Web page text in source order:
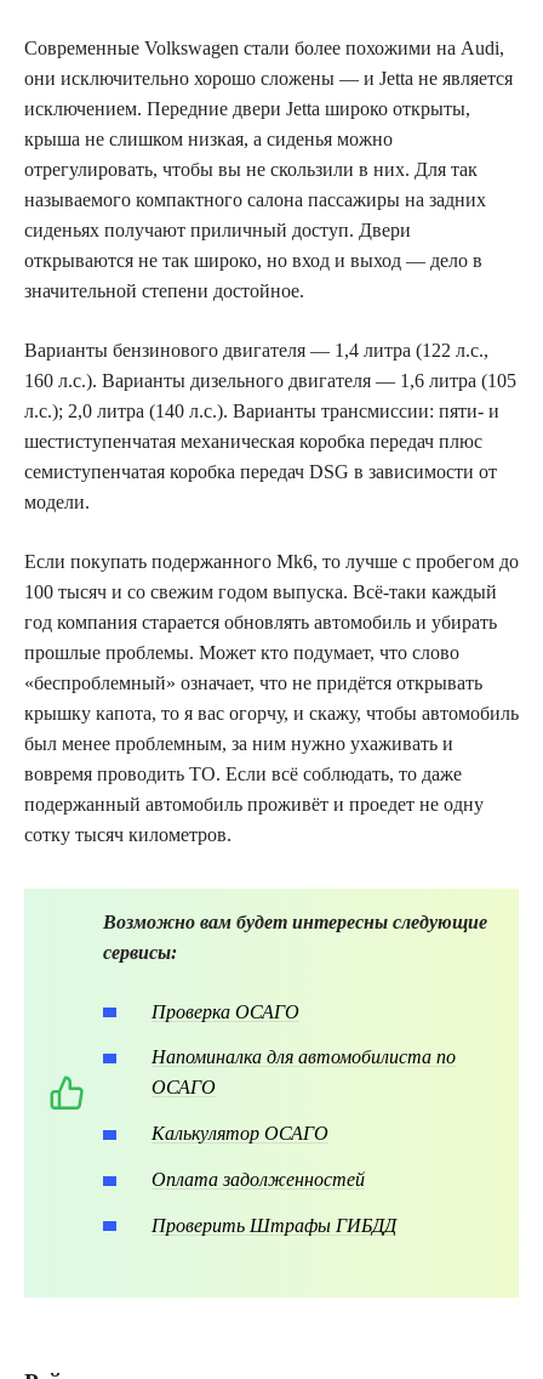
Современные Volkswagen стали более похожими на Audi,
они исключительно хорошо сложены — и Jetta не является
исключением. Передние двери Jetta широко открыты,
крыша не слишком низкая, а сиденья можно
отрегулировать, чтобы вы не скользили в них. Для так
называемого компактного салона пассажиры на задних
сиденьях получают приличный доступ. Двери
открываются не так широко, но вход и выход — дело в
значительной степени достойное.
Варианты бензинового двигателя — 1,4 литра (122 л.с.,
160 л.с.). Варианты дизельного двигателя — 1,6 литра (105
л.с.); 2,0 литра (140 л.с.). Варианты трансмиссии: пяти- и
шестиступенчатая механическая коробка передач плюс
семиступенчатая коробка передач DSG в зависимости от
модели.
Если покупать подержанного Mk6, то лучше с пробегом до
100 тысяч и со свежим годом выпуска. Всё-таки каждый
год компания старается обновлять автомобиль и убирать
прошлые проблемы. Может кто подумает, что слово
«беспроблемный» означает, что не придётся открывать
крышку капота, то я вас огорчу, и скажу, чтобы автомобиль
был менее проблемным, за ним нужно ухаживать и
вовремя проводить ТО. Если всё соблюдать, то даже
подержанный автомобиль проживёт и проедет не одну
сотку тысяч километров.
Возможно вам будет интересны следующие
сервисы:
Проверка ОСАГО
Напоминалка для автомобилиста по
ОСАГО
Калькулятор ОСАГО
Оплата задолженностей
Проверить Штрафы ГИБДД